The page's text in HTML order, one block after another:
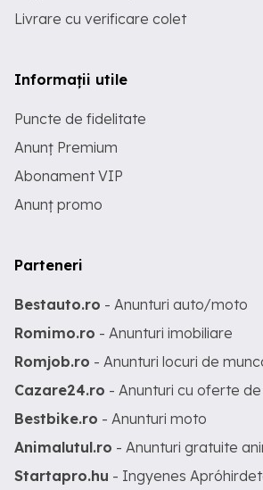
Livrare cu verificare colet
Informații utile
Puncte de fidelitate
Anunț Premium
Abonament VIP
Anunț promo
Parteneri
Bestauto.ro - Anunturi auto/moto
Romimo.ro - Anunturi imobiliare
Romjob.ro - Anunturi locuri de
Cazare24.ro - Anunturi cu oferte
Bestbike.ro - Anunturi moto
Animalutul.ro - Anunturi gratuite
Startapro.hu - Ingyenes